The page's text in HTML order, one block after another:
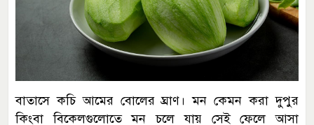
বাতাসে কচি আমের বোলের ঘ্রাণ। মন কেমন করা দুপুর
কিংবা বিকেলগুলোতে মন চলে যায় সেই ফেলে আসা